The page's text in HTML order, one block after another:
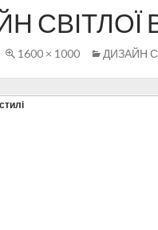
СВІТЛОЇ
1600 × 1000 ДИЗАЙН